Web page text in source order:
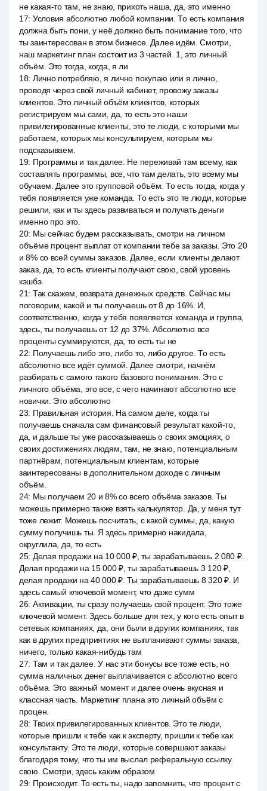
не какая-то там, не знаю, прихоть наша, да, это именно
17: Условия абсолютно любой компании. То есть компания
должна быть пони, у неё должно быть понимание того, что
ты заинтересован в этом бизнесе. Далее идём. Смотри,
наш маркетинг план состоит из 3 частей. 1, это личный
объём. Это тогда, когда, я ли
18: Лично потребляю, я лично покупаю или я лично,
проводя через свой личный кабинет, провожу заказы
клиентов. Это личный объём клиентов, которых
регистрируем мы сами, да, то есть это наши
привилегированные клиенты, это те люди, с которыми мы
работаем, которых мы консультируем, которым мы
подсказываем.
19: Программы и так далее. Не переживай там всему, как
составлять программы, все, что там делать, это всему мы
обучаем. Далее это групповой объём. То есть тогда, когда у
тебя появляется уже команда. То есть это те люди, которые
решили, как и ты здесь развиваться и получать деньги
именно про это.
20: Мы сейчас будем рассказывать, смотри на личном
объёме процент выплат от компании тебе за заказы. Это 20
и 8% со всей суммы заказов. Далее, если клиенты делают
заказ, да, то есть клиенты получают свою, свой уровень
кэшбэ.
21: Так скажем, возврата денежных средств. Сейчас мы
поговорим, какой и ты получаешь от 8 до 16%. И,
соответственно, когда у тебя появляется команда и группа,
здесь, ты получаешь от 12 до 37%. Абсолютно все
проценты суммируются, да, то есть ты не
22: Получаешь либо это, либо то, либо другое. То есть
абсолютно все идёт суммой. Далее смотри, начнём
разбирать с самого такого базового понимания. Это с
личного объёма, это все, с чего начинают абсолютно все
новички. Это абсолютно
23: Правильная история. На самом деле, когда ты
получаешь сначала сам финансовый результат какой-то,
да, и дальше ты уже рассказываешь о своих эмоциях, о
своих достижениях людям, там, не знаю, потенциальным
партнёрам, потенциальным клиентам, которые
заинтересованы в дополнительном доходе с личным
объём.
24: Мы получаем 20 и 8% со всего объёма заказов. Ты
можешь примерно также взять калькулятор. Да, у меня тут
тоже лежит. Можешь посчитать, с какой суммы, да, какую
сумму получишь ты. Я здесь примерно накидала,
округлила, да, то есть
25: Делая продажи на 10 000 ₽, ты зарабатываешь 2 080 ₽.
Делая продажи на 15 000 ₽, ты зарабатываешь 3 120 ₽,
делая продажи на 40 000 ₽. Ты зарабатываешь 8 320 ₽. И
здесь самый ключевой момент, что даже сумм
26: Активации, ты сразу получаешь свой процент. Это тоже
ключевой момент. Здесь больше для тех, у кого есть опыт в
сетевых компаниях, да, они были в других компаниях, так
как в других предприятиях не выплачивают суммы заказа,
ничего, только какая-нибудь там
27: Там и так далее. У нас эти бонусы все тоже есть, но
сумма наличных денег выплачивается с абсолютно всего
объёма. Это важный момент и далее очень вкусная и
классная часть. Маркетинг плана это личный объём с
процен.
28: Твоих привилегированных клиентов. Это те люди,
которые пришли к тебе как к эксперту, пришли к тебе как
консультанту. Это те люди, которые совершают заказы
благодаря тому, что ты им выслал реферальную ссылку
свою. Смотри, здесь каким образом
29: Происходит. То есть ты, надо запомнить, что процент с